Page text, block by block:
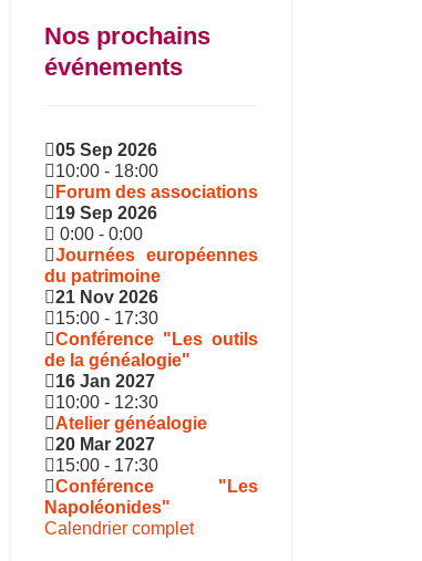
Nos prochains
événements
05 Sep 2026
10:00 - 18:00
Forum des associations
19 Sep 2026
0:00 - 0:00
Journées européennes
du patrimoine
21 Nov 2026
15:00 - 17:30
Conférence "Les outils
de la généalogie"
16 Jan 2027
10:00 - 12:30
Atelier généalogie
20 Mar 2027
15:00 - 17:30
Conférence "Les
Napoléonides"
Calendrier complet